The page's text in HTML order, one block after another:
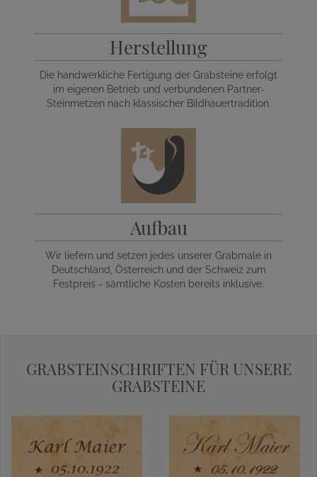
Herstellung
Die handwerkliche Fertigung der Grabsteine erfolgt
im eigenen Betrieb und verbundenen Partner-
Steinmetzen nach klassischer Bildhauertradition.
Aufbau
Wir liefern und setzen jedes unserer Grabmale in
Deutschland, Österreich und der Schweiz zum
Festpreis - sämtliche Kosten bereits inklusive.
GRABSTEINSCHRIFTEN FÜR UNSERE
GRABSTEINE